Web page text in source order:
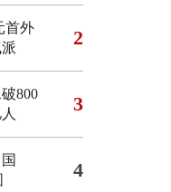
首外
2
800
3
4